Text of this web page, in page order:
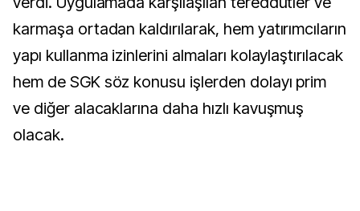
karmaşa ortadan kaldırılarak, hem yatırımcıların
yapı kullanma izinlerini almaları kolaylaştırılacak
hem de SGK söz konusu işlerden dolayı prim
ve diğer alacaklarına daha hızlı kavuşmuş
olacak.